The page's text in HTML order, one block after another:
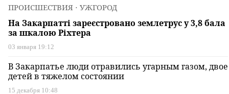
ПРОИСШЕСТВИЯ ⋅ УЖГОРОД
На Закарпатті зареєстровано землетрус у 3,8 бала
за шкалою Ріхтера
03 января 19:12
В Закарпатье люди отравились угарным газом, двое
детей в тяжелом состоянии
15 декабря 10:48